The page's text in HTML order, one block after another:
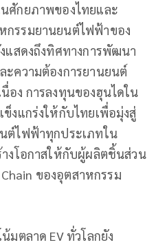
ศักยภาพของไทยและ
รรมยานยนต์ไฟฟ้าของ
แสดงถึงทิศทางการพัฒนา
ความต้องการยานยนต์
อง การลงทุนของฮุนไดใน
งแกร่งให้กับไทยเพื่อมุ่งสู่
ต์ไฟฟ้าทุกประเภทใน
งโอกาสให้กับผู้ผลิตชิ้นส่วน
ของอุตสาหกรรม
มตลาด EV ทั่วโลกยัง